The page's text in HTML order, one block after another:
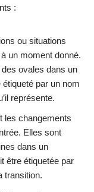
:
ou situations
un moment donné.
ovales dans un
étiqueté par un nom
représente.
les changements
Elles sont
dans un
être étiquetée par
transition.